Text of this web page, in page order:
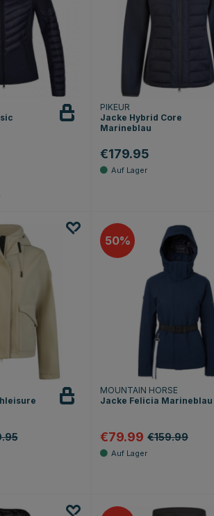
PIKEUR
Jacke Hybrid Core
Marineblau
€179.95
50
MOUNTAIN HORSE
Jacke Felicia Marineblau
€79.99 €159.99